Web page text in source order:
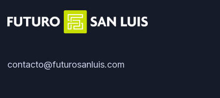
contacto@futurosanluis.com